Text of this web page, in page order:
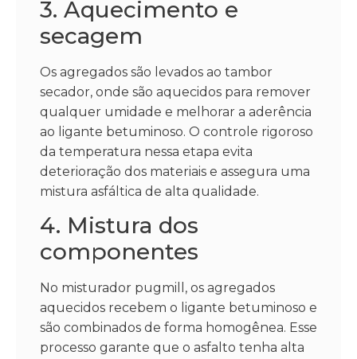
3. Aquecimento e
secagem
Os agregados são levados ao tambor
secador, onde são aquecidos para remover
qualquer umidade e melhorar a aderência
ao ligante betuminoso. O controle rigoroso
da temperatura nessa etapa evita
deterioração dos materiais e assegura uma
mistura asfáltica de alta qualidade.
4. Mistura dos
componentes
No misturador pugmill, os agregados
aquecidos recebem o ligante betuminoso e
são combinados de forma homogênea. Esse
processo garante que o asfalto tenha alta